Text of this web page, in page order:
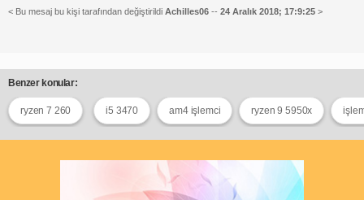
< Bu mesaj bu kişi tarafından değiştirildi Achilles06 -- 24 Aralık 2018; 17:9:25 >
Benzer konular:
ryzen 7 260 i5 3470 am4 işlemci ryzen 9 5950x